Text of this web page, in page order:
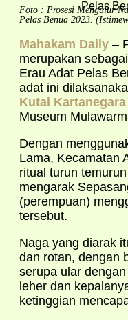
Foto : Prosesi Mengulur
Pelas Benua 2023.
Mahakam Daily –
merupakan
Erau Adat Pelas
adat ini
Kutai Kartanegara
Museum
Dengan
Lama, Kecamatan
ritual turun
mengarak
(perempuan)
tersebut.
Naga yang diarak
dan rotan, dengan
serupa ular
leher dan
ketinggian